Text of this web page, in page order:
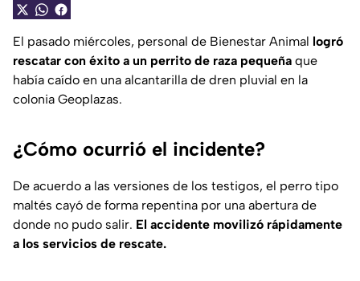
El pasado miércoles, personal de Bienestar Animal logró
rescatar con éxito a un perrito de raza pequeña que
había caído en una alcantarilla de dren pluvial en la
colonia Geoplazas.
¿Cómo ocurrió el incidente?
De acuerdo a las versiones de los testigos, el perro tipo
maltés cayó de forma repentina por una abertura de
donde no pudo salir. El accidente movilizó rápidamente
a los servicios de rescate.